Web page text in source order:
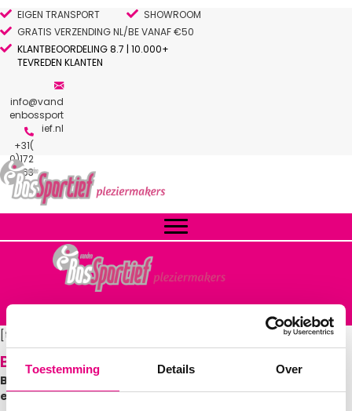
Toestemming Details Over
EIGEN TRANSPORT
SHOWROOM
GRATIS VERZENDING NL/BE VANAF €50
KLANTBEOORDELING 8.7 | 10.000+
TEVREDEN KLANTEN
info@vand
enbossport
ief.nl
+31(
0)172
263
054
[ti_wishlistsview]
Bekijk onze hele voorraad
Buitenspel
en